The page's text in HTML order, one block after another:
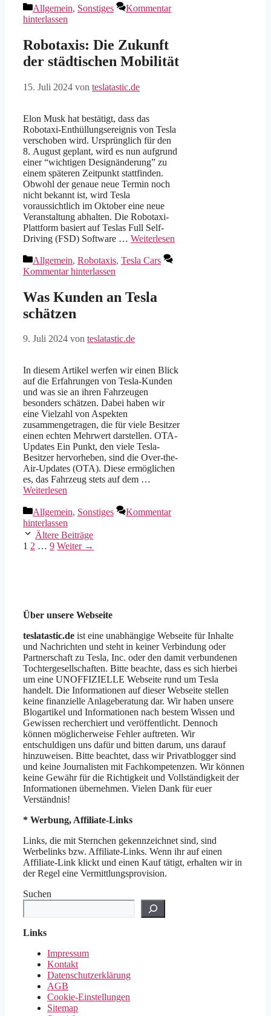
Kategorien
Allgemein, Sonstiges
Kommentar
hinterlassen
Robotaxis: Die Zukunft
der städtischen Mobilität
15. Juli 2024 von teslatastic.de
Elon Musk hat bestätigt, dass das
Robotaxi-Enthüllungsereignis von Tesla
verschoben wird. Ursprünglich für den
8. August geplant, wird es nun aufgrund
einer “wichtigen Designänderung” zu
einem späteren Zeitpunkt stattfinden.
Obwohl der genaue neue Termin noch
nicht bekannt ist, wird Tesla
voraussichtlich im Oktober eine neue
Veranstaltung abhalten. Die Robotaxi-
Plattform basiert auf Teslas Full Self-
Driving (FSD) Software … Weiterlesen
Kategorien
Allgemein, Robotaxis, Tesla Cars
Kommentar hinterlassen
Was Kunden an Tesla
schätzen
9. Juli 2024 von teslatastic.de
In diesem Artikel werfen wir einen Blick
auf die Erfahrungen von Tesla-Kunden
und was sie an ihren Fahrzeugen
besonders schätzen. Dabei haben wir
eine Vielzahl von Aspekten
zusammengetragen, die für viele Besitzer
einen echten Mehrwert darstellen. OTA-
Updates Ein Punkt, den viele Tesla-
Besitzer hervorheben, sind die Over-the-
Air-Updates (OTA). Diese ermöglichen
es, das Fahrzeug stets auf dem …
Weiterlesen
Kategorien
Allgemein, Sonstiges
Kommentar
hinterlassen
Ältere Beiträge
Seite
1 Seite
2 … Seite
9 Weiter →
Über unsere Webseite
teslatastic.de ist eine unabhängige Webseite für Inhalte
und Nachrichten und steht in keiner Verbindung oder
Partnerschaft zu Tesla, Inc. oder den damit verbundenen
Tochtergesellschaften. Bitte beachte, dass es sich hierbei
um eine UNOFFIZIELLE Webseite rund um Tesla
handelt. Die Informationen auf dieser Webseite stellen
keine finanzielle Anlageberatung dar. Wir haben unsere
Blogartikel und Informationen nach bestem Wissen und
Gewissen recherchiert und veröffentlicht. Dennoch
können möglicherweise Fehler auftreten. Wir
entschuldigen uns dafür und bitten darum, uns darauf
hinzuweisen. Bitte beachtet, dass wir Privatblogger sind
und keine Journalisten mit Fachkompetenzen. Wir können
keine Gewähr für die Richtigkeit und Vollständigkeit der
Informationen übernehmen. Vielen Dank für euer
Verständnis!
* Werbung, Affiliate-Links
Links, die mit Sternchen gekennzeichnet sind, sind
Werbelinks bzw. Affiliate-Links. Wenn ihr auf einen
Affiliate-Link klickt und einen Kauf tätigt, erhalten wir in
der Regel eine Vermittlungsprovision.
Suchen
Links
Impressum
Kontakt
Datenschutzerklärung
AGB
Cookie-Einstellungen
Sitemap